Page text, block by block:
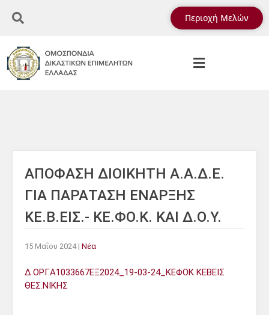
Περιοχή Μελών
ΑΠΟΦΑΣΗ ΔΙΟΙΚΗΤΗ Α.Α.Δ.Ε.
ΓΙΑ ΠΑΡΑΤΑΣΗ ΕΝΑΡΞΗΣ
ΚΕ.Β.ΕΙΣ.- ΚΕ.ΦΟ.Κ. ΚΑΙ Δ.Ο.Υ.
15 Μαΐου 2024| Νέα
Δ.ΟΡΓ.Α1033667ΕΞ2024_19-03-24_ΚΕΦΟΚ ΚΕΒΕΙΣ
ΘΕΣ.ΝΙΚΗΣ